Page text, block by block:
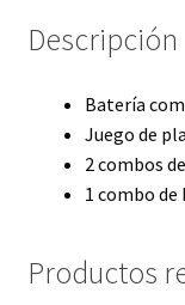
Descripción
Batería
Juego de
2 combos
1 combo de
Productos